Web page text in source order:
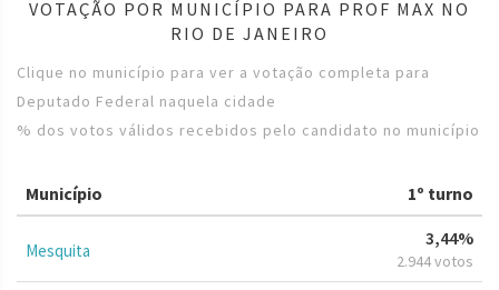
VOTAÇÃO POR MUNICÍPIO PARA PROF MAX NO
RIO DE JANEIRO
Clique no município para ver a votação completa para
Deputado Federal naquela cidade
% dos votos válidos recebidos pelo candidato no município
Município 1º turno
Mesquita
3,44%
2.944 votos